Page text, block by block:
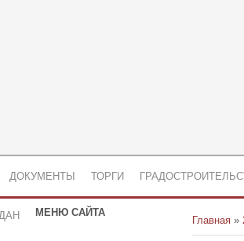
ДОКУМЕНТЫ ТОРГИ
МЕНЮ САЙТА
Главная »